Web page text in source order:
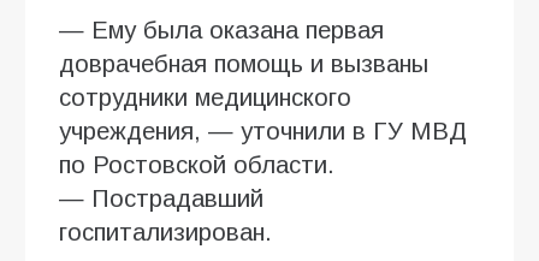
— Ему была оказана первая
доврачебная помощь и вызваны
сотрудники медицинского
учреждения, — уточнили в ГУ МВД
по Ростовской области.
— Пострадавший
госпитализирован.